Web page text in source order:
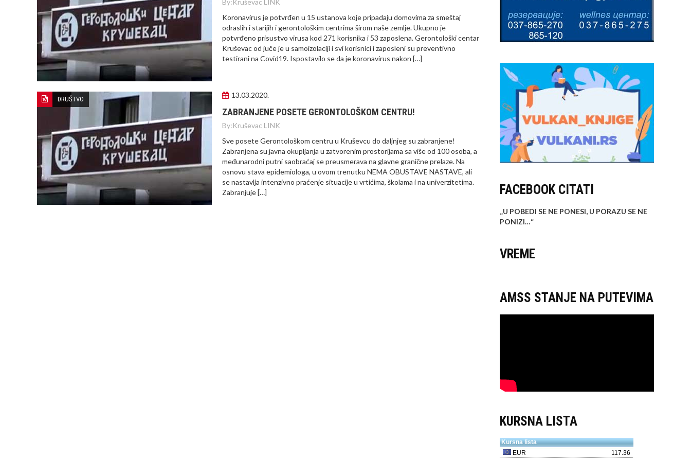
By:Kruševac LINK
Koronavirus je potvrđen u 15 ustanova koje pripadaju domovima za smeštaj
odraslih i starijih i gerontološkim centrima širom naše zemlje. Ukupno je
potvrđeno prisustvo virusa kod 271 korisnika i 53 zaposlena. Gerontološki centar
Kruševac od juče je u samoizolaciji i svi korisnici i zaposleni su preventivno
testirani na Covid19. Ispostavilo se da je koronavirus nakon […]
DRUŠTVO 13.03.2020.
ZABRANJENE POSETE GERONTOLOŠKOM CENTRU!
By:Kruševac LINK
Sve posete Gerontološkom centru u Kruševcu do daljnjeg su zabranjene!
Zabranjena su javna okupljanja u zatvorenim prostorijama sa više od 100 osoba, a
međunarodni putni saobraćaj se preusmerava na glavne granične prelaze. Na
osnovu stava epidemiologa, u ovom trenutku NEMA OBUSTAVE NASTAVE, ali
se nastavlja intenzivno praćenje situacije u vrtićima, školama i na univerzitetima.
Zabranjuje […]
FACEBOOK CITATI
„U POBEDI SE NE PONESI, U PORAZU SE NE
PONIZI…“
VREME
AMSS STANJE NA PUTEVIMA
KURSNA LISTA